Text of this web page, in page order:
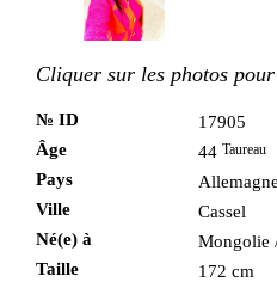
Cliquer sur les photos
№ ID
17905
Âge
44 Taureau
Pays
Allemagne
Ville
Cassel
Né(e) à
Mongolie
Taille
172 cm